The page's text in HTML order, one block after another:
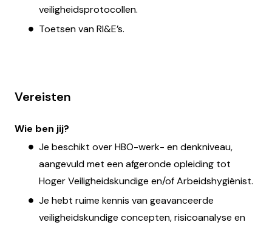
veiligheidsprotocollen.
Toetsen van RI&E’s.
Vereisten
Wie ben jij?
Je beschikt over HBO-werk- en denkniveau,
aangevuld met een afgeronde opleiding tot
Hoger Veiligheidskundige en/of Arbeidshygiënist.
Je hebt ruime kennis van geavanceerde
veiligheidskundige concepten, risicoanalyse en